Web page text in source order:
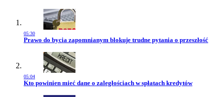
05:30
Przejdź do artykułu:
Prawo do bycia zapomnianym blokuje trudne pytania o przeszłość
05:04
Przejdź do artykułu:
Kto powinien mieć dane o zaległościach w spłatach kredytów